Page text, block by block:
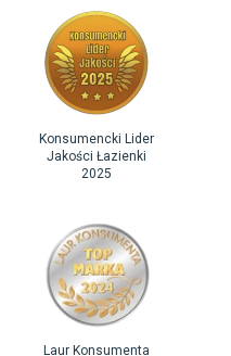
Konsumencki Lider
Jakości Łazienki
2025
Laur Konsumenta